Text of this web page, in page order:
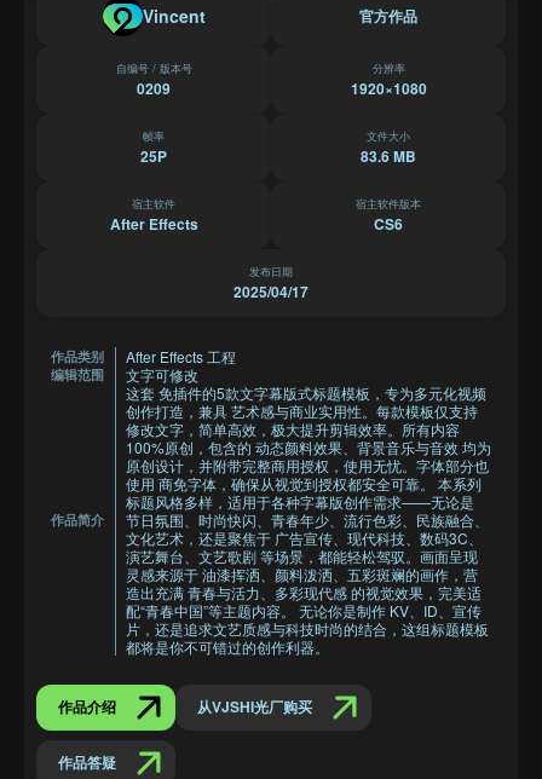
Vincent 官方作品
自编号 / 版本号
0209
分辨率
1920×1080
帧率
25P
文件大小
83.6 MB
宿主软件
After Effects
宿主软件版本
CS6
发布日期
2025/04/17
作品类别 After Effects 工程
编辑范围 文字可修改
作品简介
这套 免插件的5款文字幕版式标题模板，专为多元化视频
创作打造，兼具 艺术感与商业实用性。每款模板仅支持
修改文字，简单高效，极大提升剪辑效率。所有内容
100%原创，包含的 动态颜料效果、背景音乐与音效 均为
原创设计，并附带完整商用授权，使用无忧。字体部分也
使用 商免字体，确保从视觉到授权都安全可靠。 本系列
标题风格多样，适用于各种字幕版创作需求——无论是
节日氛围、时尚快闪、青春年少、流行色彩、民族融合、
文化艺术，还是聚焦于 广告宣传、现代科技、数码3C、
演艺舞台、文艺歌剧 等场景，都能轻松驾驭。画面呈现
灵感来源于 油漆挥洒、颜料泼洒、五彩斑斓的画作，营
造出充满 青春与活力、多彩现代感 的视觉效果，完美适
配“青春中国”等主题内容。 无论你是制作 KV、ID、宣传
片，还是追求文艺质感与科技时尚的结合，这组标题模板
都将是你不可错过的创作利器。
作品介绍 从VJSHI光厂购买
作品答疑